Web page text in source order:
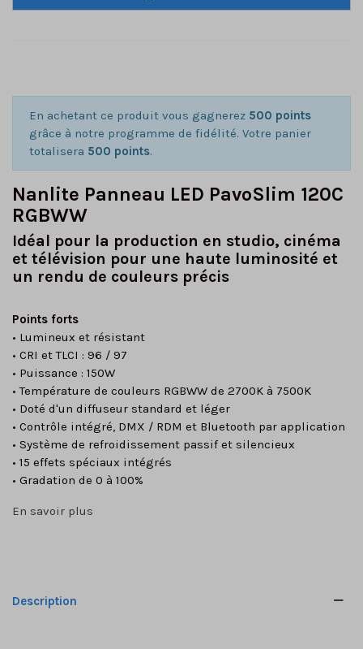
En achetant ce produit vous gagnerez 500 points
grâce à notre programme de fidélité. Votre panier
totalisera 500 points.
Nanlite Panneau LED PavoSlim 120C
RGBWW
Idéal pour la production en studio, cinéma
et télévision pour une haute luminosité et
un rendu de couleurs précis
Points forts
• Lumineux et résistant
• CRI et TLCI : 96 / 97
• Puissance : 150W
• Température de couleurs RGBWW de 2700K à 7500K
• Doté d'un diffuseur standard et léger
• Contrôle intégré, DMX / RDM et Bluetooth par application
• Système de refroidissement passif et silencieux
• 15 effets spéciaux intégrés
• Gradation de 0 à 100%
En savoir plus
Description